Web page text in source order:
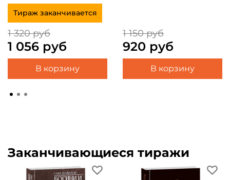
Тираж заканчивается
1 320 руб
1 056 руб
В корзину
1 150 руб
920 руб
В корзину
Заканчивающиеся тиражи